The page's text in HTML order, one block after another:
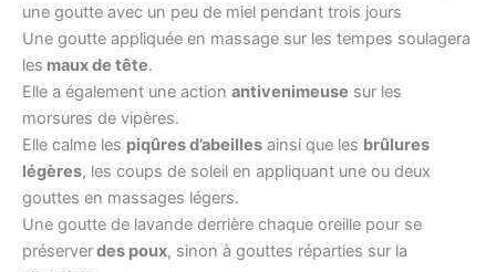
une goutte avec un peu de miel pendant trois jours
Une goutte appliquée en massage sur les tempes soulagera
les maux de tête.
Elle a également une action antivenimeuse sur les
morsures de vipères.
Elle calme les piqûres d’abeilles ainsi que les brûlures
légères, les coups de soleil en appliquant une ou deux
gouttes en massages légers.
Une goutte de lavande derrière chaque oreille pour se
préserverdes poux, sinon à gouttes réparties sur la